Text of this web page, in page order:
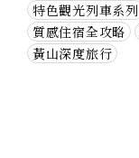
特色觀光列車系列
質感住宿全攻略
黃山深度旅行